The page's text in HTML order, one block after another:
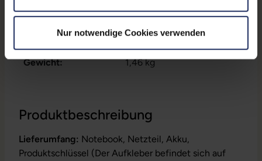
Nur notwendige Cookies verwenden
Produktbeschreibung
Lieferumfang: Notebook, Netzteil, Akku,
Produktschlüssel (Der Aufkleber befindet sich auf
GTIN/EAN: 4255867550007
Maße (LxBxH): 227 x 329 x 17,9 mm
Gewicht: 1,46 kg